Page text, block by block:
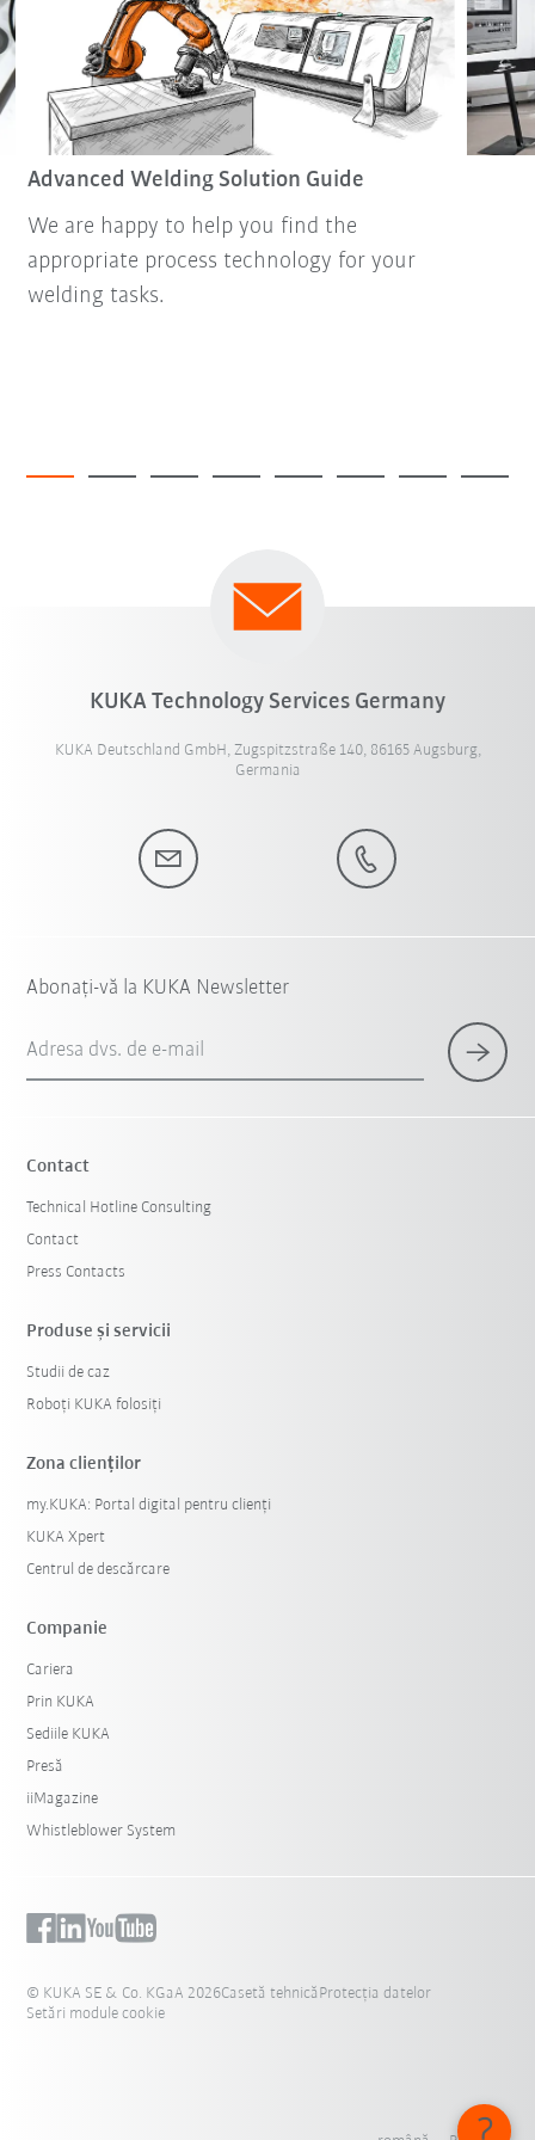
Advanced Welding Solution Guide
We are happy to help you find the
appropriate process technology for your
welding tasks.
KUKA Technology Services Germany
KUKA Deutschland GmbH, Zugspitzstraße 140, 86165 Augsburg,
Germania
Abonați-vă la KUKA Newsletter
Adresa dvs. de e-mail
Contact
Technical Hotline Consulting
Contact
Press Contacts
Produse şi servicii
Studii de caz
Roboți KUKA folosiți
Zona clienților
my.KUKA: Portal digital pentru clienți
KUKA Xpert
Centrul de descărcare
Companie
Cariera
Prin KUKA
Sediile KUKA
Presă
iiMagazine
Whistleblower System
© KUKA SE & Co. KGaA 2026Casetă tehnică Protecția datelor
Setări module cookie